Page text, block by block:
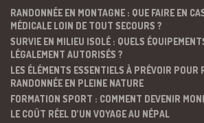
RANDONNÉE EN MONTAGNE : QUE FAIRE EN
MÉDICALE LOIN DE TOUT SECOURS ?
SURVIE EN MILIEU ISOLÉ : QUELS
LÉGALEMENT AUTORISÉS ?
LES ÉLÉMENTS ESSENTIELS À PRÉVOIR POUR
RANDONNÉE EN PLEINE NATURE
FORMATION SPORT : COMMENT DEVENIR
LE COÛT RÉEL D’UN VOYAGE AU NÉPAL